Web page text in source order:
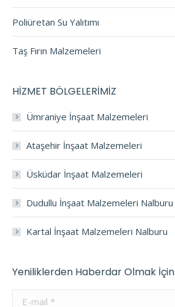
Poliüretan Su Yalıtımı
Taş Fırın Malzemeleri
HİZMET BÖLGELERİMİZ
Ümraniye İnşaat Malzemeleri
Ataşehir İnşaat Malzemeleri
Üsküdar İnşaat Malzemeleri
Dudullu İnşaat Malzemeleri Nalburu
Kartal İnşaat Malzemeleri Nalburu
Yeniliklerden Haberdar Olmak İçin
E-mail *